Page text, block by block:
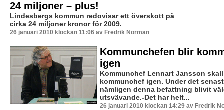
24 miljoner – plus!
Lindesbergs kommun redovisar ett överskott på
cirka 24 miljoner kronor för 2009.
26 januari 2010 klockan 11:06 av Fredrik Norman
Kommunchefen blir
igen
Kommunchef Lennart Jansson
kommunchef igen. Under det
nämligen denna befattning blivit
utsvävande.-Det har helt...
26 januari 2010 klockan 14:29 av Fredrik